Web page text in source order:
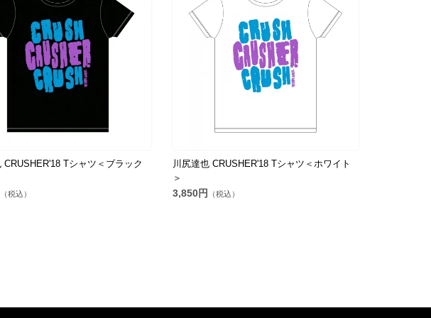
CRUSHER'18 Tシャツ＜ブラック
（税込）
川尻達也 CRUSHER'18 Tシャツ＜ホワイト
＞
3,850円 （税込）